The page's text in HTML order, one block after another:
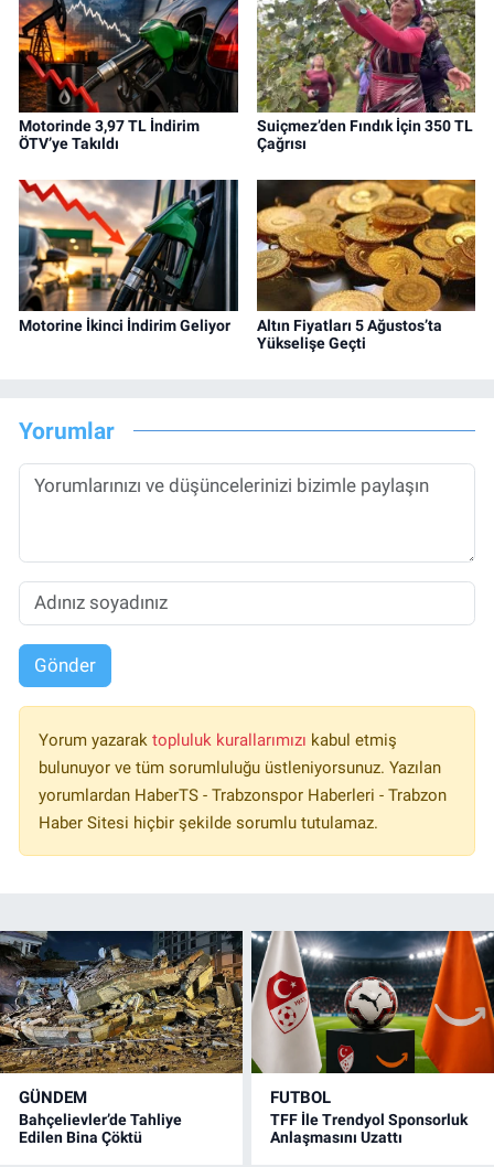
Motorinde 3,97 TL İndirim
ÖTV’ye Takıldı
Suiçmez’den Fındık İçin 350 TL
Çağrısı
Motorine İkinci İndirim Geliyor
Altın Fiyatları 5 Ağustos’ta
Yükselişe Geçti
Yorumlar
Gönder
Yorum yazarak topluluk kurallarımızı kabul etmiş
bulunuyor ve tüm sorumluluğu üstleniyorsunuz. Yazılan
yorumlardan HaberTS - Trabzonspor Haberleri - Trabzon
Haber Sitesi hiçbir şekilde sorumlu tutulamaz.
GÜNDEM
Bahçelievler’de Tahliye
Edilen Bina Çöktü
FUTBOL
TFF İle Trendyol Sponsorluk
Anlaşmasını Uzattı